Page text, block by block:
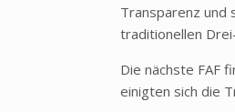
Transparenz und
traditionellen
Die nächste FAF
einigten sich die